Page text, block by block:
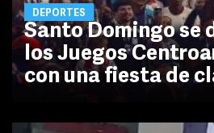
DEPORTES
Santo Domingo se
los Juegos
con una fiesta de